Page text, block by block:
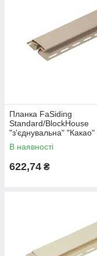
Планка FaSiding
Standard/BlockHouse
"з'єднувальна" "Какао"
В наявності
622,74 ₴